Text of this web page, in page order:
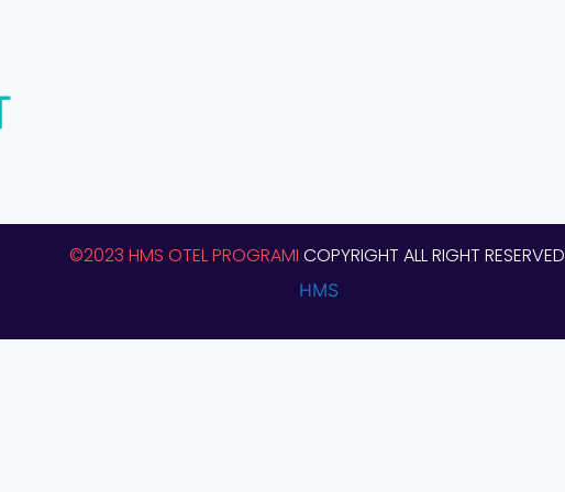
©2023 HMS OTEL PROGRAMI COPYRIGHT ALL RIGHT
HMS